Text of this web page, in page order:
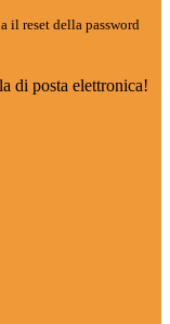
il reset della password
di posta elettronica!